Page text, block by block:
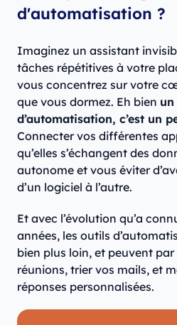
d'automatisation ?
Imaginez un assistant
tâches répétitives à votre
vous concentrez sur votre
que vous dormez. Eh bien
d’automatisation, c’est un
Connecter vos différentes
qu’elles s’échangent des
autonome et vous éviter
d’un logiciel à l’autre.
Et avec l’évolution qu’a
années, les outils
bien plus loin, et peuvent
réunions, trier vos mails, et
réponses personnalisées.